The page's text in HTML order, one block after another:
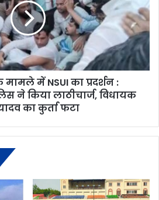
मामले में NSUI का प्रदर्शन :
ने किया लाठीचार्ज, विधायक
का कुर्ता फटा